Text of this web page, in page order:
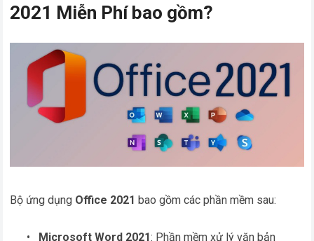
2021 Miễn Phí bao gồm?
Bộ ứng dụng Office 2021 bao gồm các phần mềm sau:
• Microsoft Word 2021: Phần mềm xử lý văn bản